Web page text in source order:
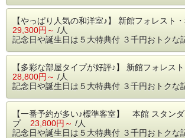
※お夕食時、レストランにてご提
② ホテル内でご利用いただけるお
０円相当)
お肉が苦手な方には、お野菜の料
※基本プランは１１時チェックア
間２５００円）
【やっぱり人気の和洋室♪】 新館フォレスト
29,300円～ /人
記念日や誕生日は５大特典付 ３千円おトクな
【多彩な部屋タイプが好評♪】 新館フォレス
28,800円～ /人
記念日や誕生日は５大特典付 ３千円おトクな
【一番予約が多い♪標準客室】 本館 スタン
プ 23,800円～ /人
記念日や誕生日は５大特典付 ３千円おトクな